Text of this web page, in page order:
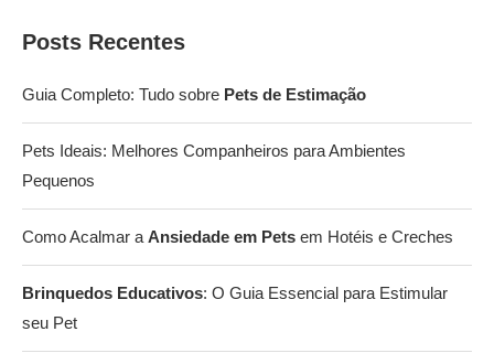
Posts Recentes
Guia Completo: Tudo sobre Pets de Estimação
Pets Ideais: Melhores Companheiros para Ambientes
Pequenos
Como Acalmar a Ansiedade em Pets em Hotéis e Creches
Brinquedos Educativos: O Guia Essencial para Estimular
seu Pet